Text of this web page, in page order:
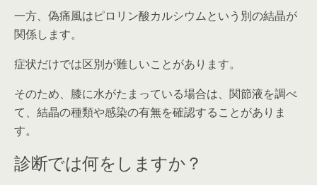
一方、偽痛風はピロリン酸カルシウムという別の結晶が
関係します。
症状だけでは区別が難しいことがあります。
そのため、膝に水がたまっている場合は、関節液を調べ
て、結晶の種類や感染の有無を確認することがありま
す。
診断では何をしますか？